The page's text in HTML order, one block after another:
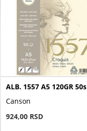
ALB. 1557 A5 120GR 50s
Canson
924,00 RSD